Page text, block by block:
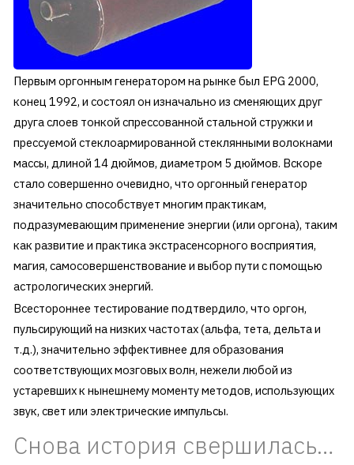
Первым оргонным генератором на рынке был EPG 2000,
конец 1992, и состоял он изначально из сменяющих друг
друга слоев тонкой спрессованной стальной стружки и
прессуемой стеклоармированной стеклянными волокнами
массы, длиной 14 дюймов, диаметром 5 дюймов. Вскоре
стало совершенно очевидно, что оргонный генератор
значительно способствует многим практикам,
подразумевающим применение энергии (или оргона), таким
как развитие и практика экстрасенсорного восприятия,
магия, самосовершенствование и выбор пути с помощью
астрологических энергий.
Всестороннее тестирование подтвердило, что оргон,
пульсирующий на низких частотах (альфа, тета, дельта и
т.д.), значительно эффективнее для образования
соответствующих мозговых волн, нежели любой из
устаревших к нынешнему моменту методов, использующих
звук, свет или электрические импульсы.
Снова история свершилась…